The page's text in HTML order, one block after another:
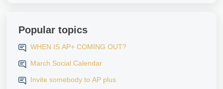
Popular topics
WHEN IS AP+ COMING OUT?
March Social Calendar
Invite somebody to AP plus